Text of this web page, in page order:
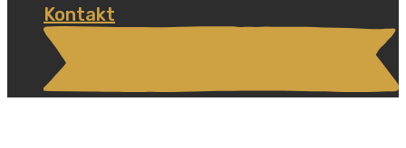
Kontakt